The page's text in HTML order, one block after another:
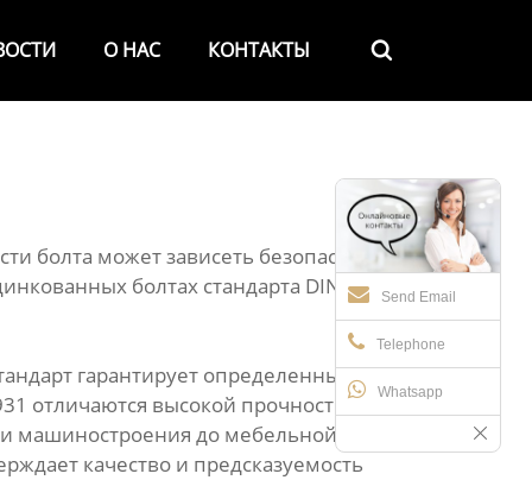
О НАС КОНТАКТЫ 
Send Email
Telephone
Whatsapp
болта может зависеть безопасность
болтах стандарта DIN931 –
гарантирует определенные
отличаются высокой прочностью и
машиностроения до мебельной
качество и предсказуемость